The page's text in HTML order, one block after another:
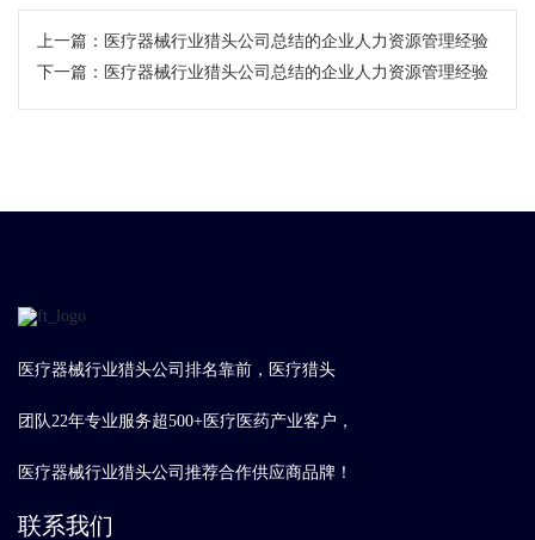
上一篇： 医疗器械行业​猎头公司总结的企业人力资源管理经验
下一篇： 医疗器械行业猎头公司总结的企业人力资源管理经验
医疗器械行业猎头公司排名靠前，医疗猎头
团队22年专业服务超500+医疗医药产业客户，
医疗器械行业猎头公司推荐合作供应商品牌！
联系我们